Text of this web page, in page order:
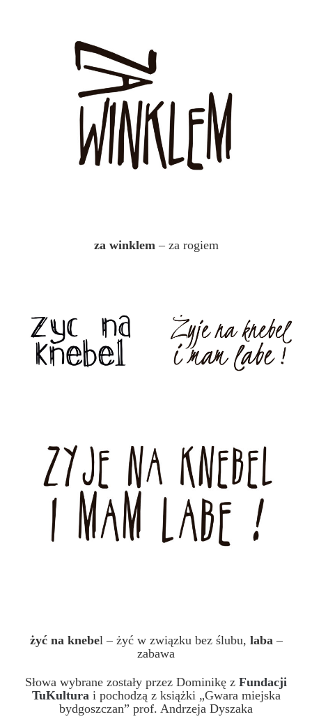
za winklem – za rogiem
żyć na knebel – żyć w związku bez ślubu, laba –
zabawa
Słowa wybrane zostały przez Dominikę z Fundacji
TuKulturai pochodzą z książki „Gwara miejska
bydgoszczan” prof. Andrzeja Dyszaka